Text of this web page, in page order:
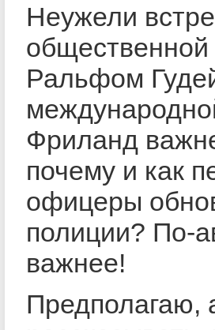
Неужели
Ральфом
Фриланд
почему и как
офицеры
полиции? По-
важнее!
Предполагаю,